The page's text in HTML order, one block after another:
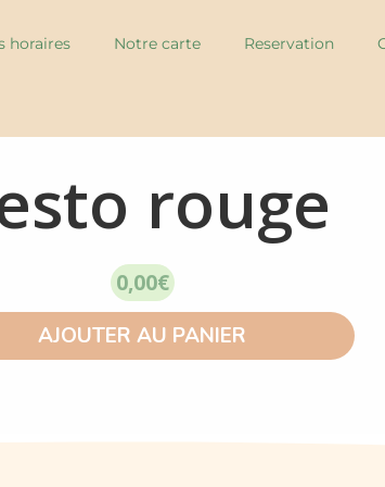
horaires Notre carte Reservation
rouge
0,00€
AJOUTER AU PANIER